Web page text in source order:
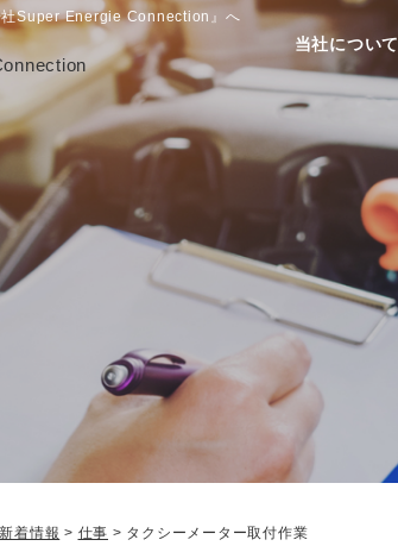
社Super Energie Connection』へ
当社について
新着情報 > 仕事 > タクシーメーター取付作業